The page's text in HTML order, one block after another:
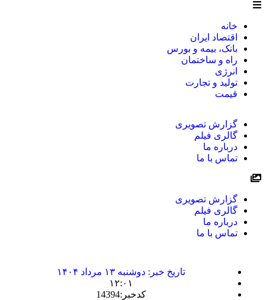
خانه
اقتصاد ایران
بانک، بیمه و بورس
راه و ساختمان
انرژی
تولید و تجارت
قیمت
گزارش تصویری
گالری فیلم
درباره ما
تماس با ما
گزارش تصویری
گالری فیلم
درباره ما
تماس با ما
تاریخ خبر: دوشنبه ۱۳ مرداد ۱۴۰۴
۱۲:۰۱
کدخبر:14394